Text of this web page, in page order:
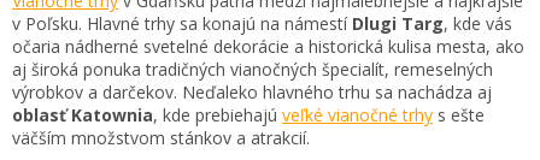
v Poľsku. Hlavné trhy sa konajú na námestí Dlugi Targ, kde vás
očaria nádherné svetelné dekorácie a historická kulisa mesta, ako
aj široká ponuka tradičných vianočných špecialít, remeselných
výrobkov a darčekov. Neďaleko hlavného trhu sa nachádza aj
oblasť Katownia, kde prebiehajú veľké vianočné trhy s ešte
väčším množstvom stánkov a atrakcií.